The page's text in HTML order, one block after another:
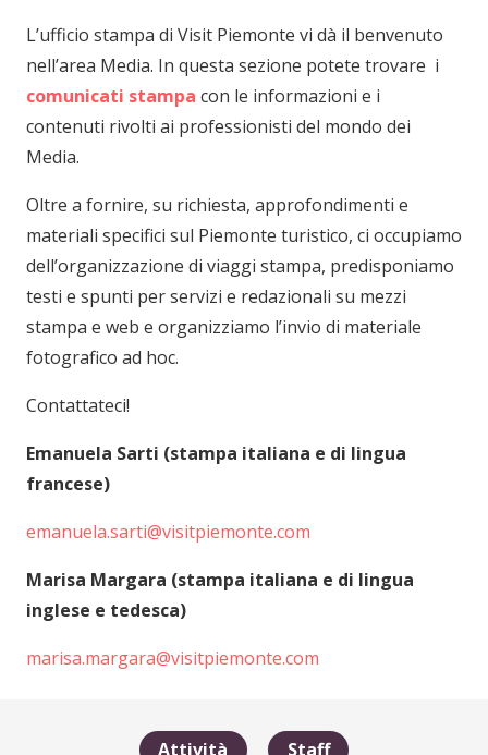
L’ufficio stampa di Visit Piemonte vi dà il benvenuto
nell’area Media. In questa sezione potete trovare i
comunicati stampa con le informazioni e i
contenuti rivolti ai professionisti del mondo dei
Media.
Oltre a fornire, su richiesta, approfondimenti e
materiali specifici sul Piemonte turistico, ci occupiamo
dell’organizzazione di viaggi stampa, predisponiamo
testi e spunti per servizi e redazionali su mezzi
stampa e web e organizziamo l’invio di materiale
fotografico ad hoc.
Contattateci!
Emanuela Sarti (stampa italiana e di lingua
francese)
emanuela.sarti@visitpiemonte.com
Marisa Margara (stampa italiana e di lingua
inglese e tedesca)
marisa.margara@visitpiemonte.com
Attività Staff